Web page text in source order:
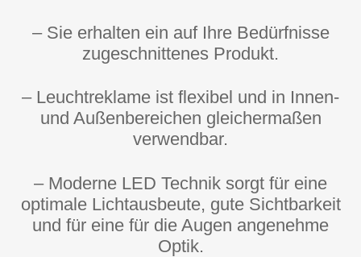
– Sie erhalten ein auf Ihre Bedürfnisse
zugeschnittenes Produkt.
– Leuchtreklame ist flexibel und in Innen-
und Außenbereichen gleichermaßen
verwendbar.
– Moderne LED Technik sorgt für eine
optimale Lichtausbeute, gute Sichtbarkeit
und für eine für die Augen angenehme
Optik.